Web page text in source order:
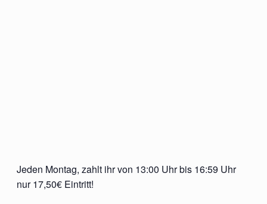
Jeden Montag, zahlt ihr von 13:00 Uhr bis 16:59 Uhr
nur 17,50€ Eintritt!